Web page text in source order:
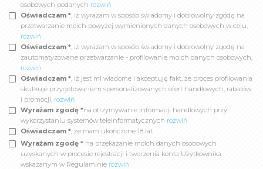
osobowych podanych rozwiń
Oświadczam *, iż wyrażam w sposób świadomy i dobrowolny zgodę na
przetwarzanie moich powyżej wymienionych danych osobowych w celu,
rozwiń
Oświadczam *, iż wyrażam w sposób świadomy i dobrowolny zgodę na
zautomatyzowane przetwarzanie - profilowanie moich danych osobowych,
rozwiń
Oświadczam *, iż jest mi wiadome i akceptuję fakt, że proces profilowania
skutkuje przygotowaniem spersonalizowanych ofert handlowych, rabatów
i promocji, rozwiń
Wyrażam zgodę *na otrzymywanie informacji handlowych przy
wykorzystaniu systemów teleinformatycznych rozwiń
Oświadczam *, że mam ukończone 18 lat.
Wyrażam zgodę * na przekazanie moich danych osobowych
uzyskanych w procesie rejestracji i tworzenia konta Użytkownika
wskazanym w Regulaminie rozwiń